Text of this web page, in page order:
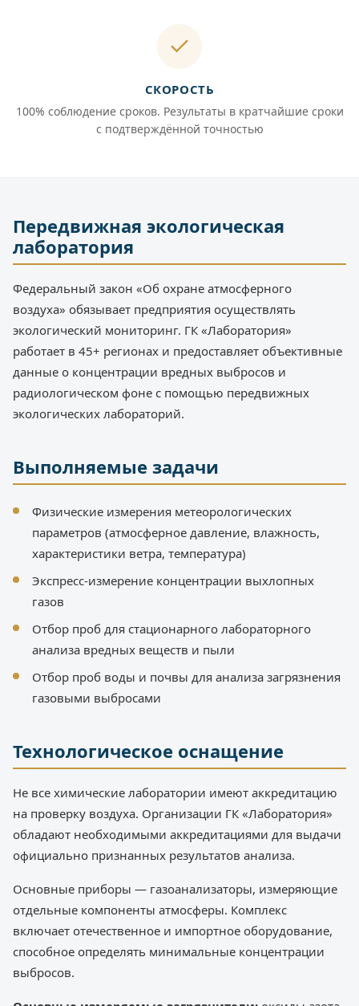
СКОРОСТЬ
100% соблюдение сроков. Результаты в кратчайшие сроки
с подтверждённой точностью
Передвижная экологическая
лаборатория
Федеральный закон «Об охране атмосферного
воздуха» обязывает предприятия осуществлять
экологический мониторинг. ГК «Лаборатория»
работает в 45+ регионах и предоставляет объективные
данные о концентрации вредных выбросов и
радиологическом фоне с помощью передвижных
экологических лабораторий.
Выполняемые задачи
Физические измерения метеорологических
параметров (атмосферное давление, влажность,
характеристики ветра, температура)
Экспресс-измерение концентрации выхлопных
газов
Отбор проб для стационарного лабораторного
анализа вредных веществ и пыли
Отбор проб воды и почвы для анализа загрязнения
газовыми выбросами
Технологическое оснащение
Не все химические лаборатории имеют аккредитацию
на проверку воздуха. Организации ГК «Лаборатория»
обладают необходимыми аккредитациями для выдачи
официально признанных результатов анализа.
Основные приборы — газоанализаторы, измеряющие
отдельные компоненты атмосферы. Комплекс
включает отечественное и импортное оборудование,
способное определять минимальные концентрации
выбросов.